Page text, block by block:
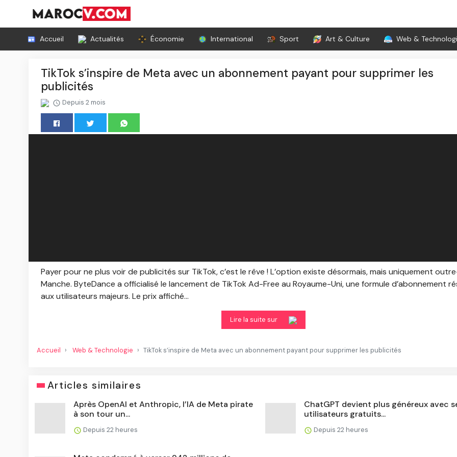
Accueil Actualités Économie International Sport Art & Culture Web &
TikTok s’inspire de Meta avec un abonnement payant pour supprimer les
publicités
Depuis 2 mois
Payer pour ne plus voir de publicités sur TikTok, c’est le rêve ! L’option existe désormais, mais uniquement
Manche. ByteDance a officialisé le lancement de TikTok Ad-Free au Royaume-Uni, une formule d’abonnement
aux utilisateurs majeurs. Le prix affiché...
Lire la suite sur
Accueil Web & Technologie TikTok s’inspire de Meta avec un abonnement payant pour supprimer les publicités
Articles similaires
Après OpenAI et Anthropic, l’IA de Meta pirate
à son tour un...
Depuis 22 heures
ChatGPT devient plus généreux avec
utilisateurs gratuits...
Depuis 22 heures